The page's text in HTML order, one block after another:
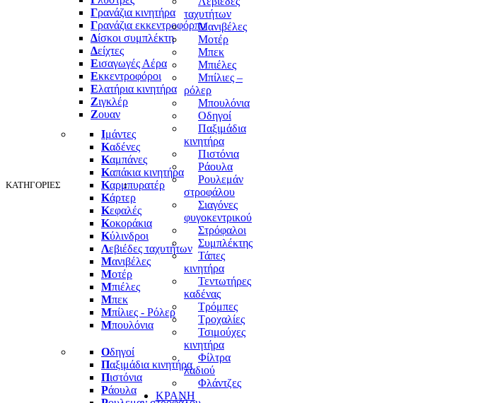
ΚΑΤΗΓΟΡΙΕΣ
ταχυτήτων
Μανιβέλες
Μοτέρ
Μπεκ
Μπιέλες
Μπίλιες –
ρόλερ
Μπουλόνια
Οδηγοί
Παξιμάδια
κινητήρα
Πιστόνια
Ράουλα
Ρουλεμάν
στροφάλου
Σιαγόνες
φυγοκεντρικού
Στρόφαλοι
Συμπλέκτης
Τάπες
κινητήρα
Τεντωτήρες
καδένας
Τρόμπες
Τροχαλίες
Τσιμούχες
κινητήρα
Φίλτρα
λαδιού
Φλάντζες
ΚΡΑΝΗ
Γρανάζια κινητήρα
Γρανάζια εκκεντροφόρπυ
Δίσκοι συμπλέκτη
Δείχτες
Εισαγωγές Αέρα
Εκκεντροφόροι
Ελατήρια κινητήρα
Ζιγκλέρ
Ζουαν
Ιμάντες
Καδένες
Καμπάνες
Καπάκια κινητήρα
Καρμπυρατέρ
Κάρτερ
Κεφαλές
Κοκοράκια
Κύλινδροι
Λεβιέδες ταχυτήτων
Μανιβέλες
Μοτέρ
Μπιέλες
Μπεκ
Μπίλιες - Ρόλερ
Μπουλόνια
Οδηγοί
Παξιμάδια κινητήρα
Πιστόνια
Ράουλα